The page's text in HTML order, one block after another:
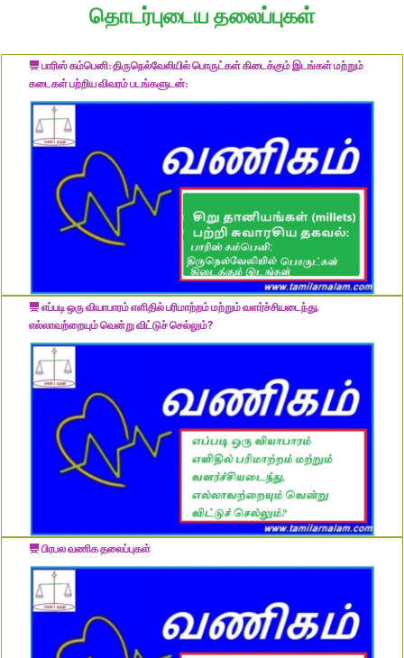
தொடர்புடைய தலைப்புகள்
பாரிஸ் கம்பெனி: திருநெல்வேலியில் பொருட்கள் கிடைக்கும் இடங்கள் மற்றும்
கடைகள் பற்றிய விவரம் படங்களுடன்:
எப்படி ஒரு வியாபாரம் எளிதில் பரிமாற்றம் மற்றும் வளர்ச்சியடைந்து,
எல்லாவற்றையும் வென்று விட்டுச் செல்லும்?
பிரபல வணிக தலைப்புகள்